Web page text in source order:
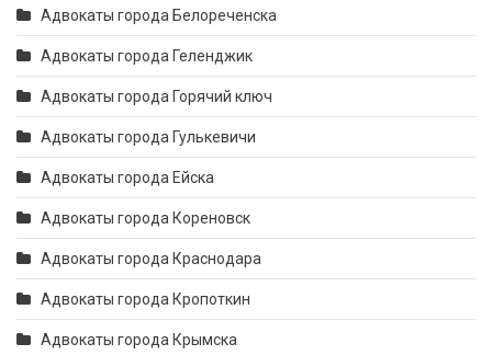
Адвокаты города Белореченска
Адвокаты города Геленджик
Адвокаты города Горячий ключ
Адвокаты города Гулькевичи
Адвокаты города Ейска
Адвокаты города Кореновск
Адвокаты города Краснодара
Адвокаты города Кропоткин
Адвокаты города Крымска